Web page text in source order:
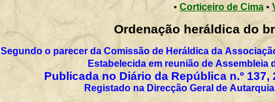
•
Corticeiro de Cima •
Ordenação
Segundo o parecer da Comissão de Heráldica da
Estabelecida em reunião de Assembleia
Publicada no Diário da República n.º 137,
Registado na Direcção Geral de